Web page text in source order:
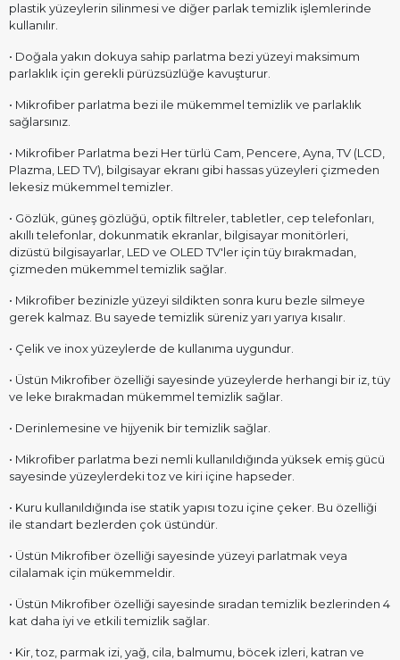
plastik yüzeylerin silinmesi ve diğer parlak temizlik işlemlerinde
kullanılır.
• Doğala yakın dokuya sahip parlatma bezi yüzeyi maksimum
parlaklık için gerekli pürüzsüzlüğe kavuşturur.
• Mikrofiber parlatma bezi ile mükemmel temizlik ve parlaklık
sağlarsınız.
• Mikrofiber Parlatma bezi Her türlü Cam, Pencere, Ayna, TV (LCD,
Plazma, LED TV), bilgisayar ekranı gibi hassas yüzeyleri çizmeden
lekesiz mükemmel temizler.
• Gözlük, güneş gözlüğü, optik filtreler, tabletler, cep telefonları,
akıllı telefonlar, dokunmatik ekranlar, bilgisayar monitörleri,
dizüstü bilgisayarlar, LED ve OLED TV'ler için tüy bırakmadan,
çizmeden mükemmel temizlik sağlar.
• Mikrofiber bezinizle yüzeyi sildikten sonra kuru bezle silmeye
gerek kalmaz. Bu sayede temizlik süreniz yarı yarıya kısalır.
• Çelik ve inox yüzeylerde de kullanıma uygundur.
• Üstün Mikrofiber özelliği sayesinde yüzeylerde herhangi bir iz, tüy
ve leke bırakmadan mükemmel temizlik sağlar.
• Derinlemesine ve hijyenik bir temizlik sağlar.
• Mikrofiber parlatma bezi nemli kullanıldığında yüksek emiş gücü
sayesinde yüzeylerdeki toz ve kiri içine hapseder.
• Kuru kullanıldığında ise statik yapısı tozu içine çeker. Bu özelliği
ile standart bezlerden çok üstündür.
• Üstün Mikrofiber özelliği sayesinde yüzeyi parlatmak veya
cilalamak için mükemmeldir.
• Üstün Mikrofiber özelliği sayesinde sıradan temizlik bezlerinden 4
kat daha iyi ve etkili temizlik sağlar.
• Kir, toz, parmak izi, yağ, cila, balmumu, böcek izleri, katran ve